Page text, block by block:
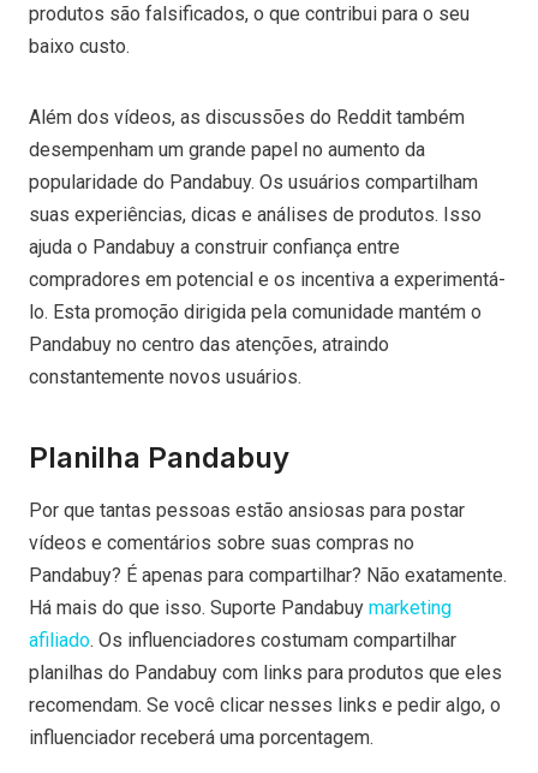
produtos são falsificados, o que contribui para o seu
baixo custo.
Além dos vídeos, as discussões do Reddit também
desempenham um grande papel no aumento da
popularidade do Pandabuy. Os usuários compartilham
suas experiências, dicas e análises de produtos. Isso
ajuda o Pandabuy a construir confiança entre
compradores em potencial e os incentiva a experimentá-
lo. Esta promoção dirigida pela comunidade mantém o
Pandabuy no centro das atenções, atraindo
constantemente novos usuários.
Planilha Pandabuy
Por que tantas pessoas estão ansiosas para postar
vídeos e comentários sobre suas compras no
Pandabuy? É apenas para compartilhar? Não exatamente.
Há mais do que isso. Suporte Pandabuy marketing
afiliado. Os influenciadores costumam compartilhar
planilhas do Pandabuy com links para produtos que eles
recomendam. Se você clicar nesses links e pedir algo, o
influenciador receberá uma porcentagem.